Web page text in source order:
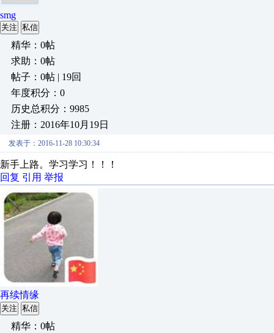
smg
关注 私信
精华：0帖
求助：0帖
帖子：0帖 | 19回
年度积分：0
历史总积分：9985
注册：2016年10月19日
发表于：2016-11-28 10:30:34
新手上路。学习学习！！！
回复 引用 举报
再续情缘
关注 私信
精华：0帖